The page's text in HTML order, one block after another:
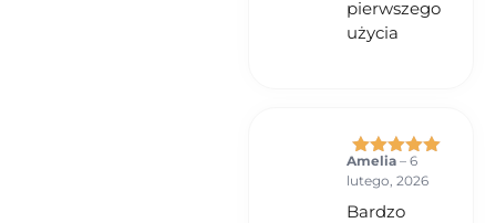
pierwszego
użycia
Oceniono
na 5
Amelia – 6
lutego, 2026
Bardzo